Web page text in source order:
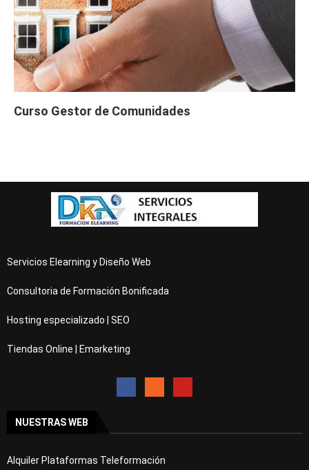
Curso Gestor de Comunidades
Servicios Elearning y Diseño Web
Consultoria de Formación Bonificada
Hosting especializado | SEO
Tiendas Online | Emarketing
NUESTRAS WEB
Alquiler Plataformas Teleformación